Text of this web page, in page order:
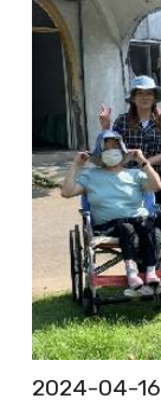
2024-04-16